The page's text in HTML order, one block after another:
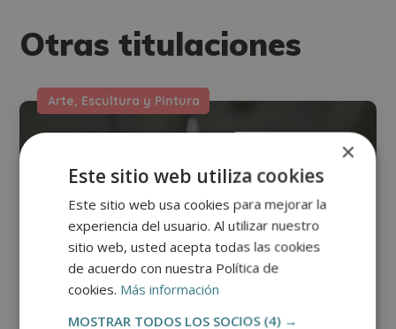
Otras titulaciones
Arte, Escultura y Pintura
×
Este sitio web utiliza cookies
Este sitio web usa cookies para mejorar la
experiencia del usuario. Al utilizar nuestro
sitio web, usted acepta todas las cookies
de acuerdo con nuestra Política de
cookies. Más información
MOSTRAR TODOS LOS SOCIOS (4) →